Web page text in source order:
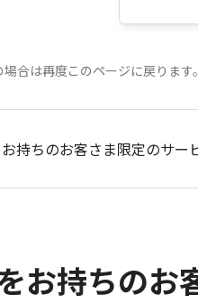
合は再度このページに戻ります。
持ちのお客さま限定のサー
お持ちのお